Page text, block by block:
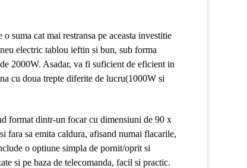
suma cat mai restransa pe aceasta investitie
electric tablou ieftin si bun, sub forma
2000W. Asadar, va fi suficient de eficient in
cu doua trepte diferite de lucru(1000W si
format dintr-un focar cu dimensiuni de 90 x
fara sa emita caldura, afisand numai flacarile,
o optiune simpla de pornit/oprit si
si pe baza de telecomanda, facil si practic.